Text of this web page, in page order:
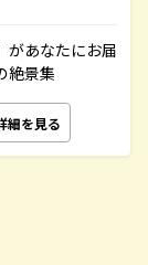
があなたにお届
絶景集
細を見る